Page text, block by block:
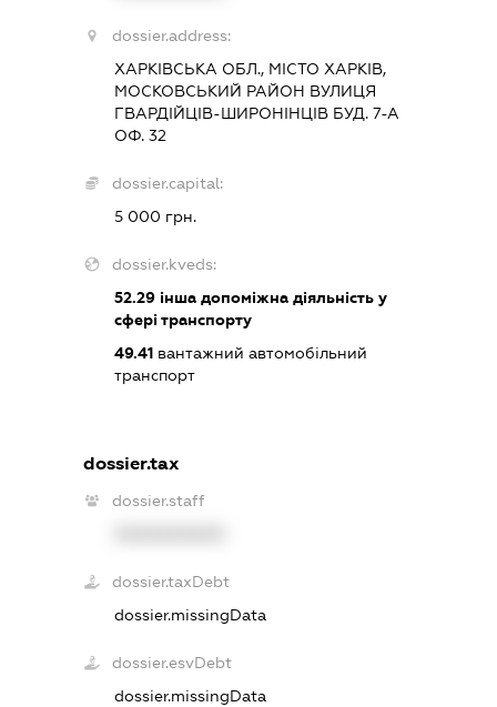
dossier.address:
ХАРКІВСЬКА ОБЛ., МІСТО ХАРКІВ,
МОСКОВСЬКИЙ РАЙОН ВУЛИЦЯ
ГВАРДІЙЦІВ-ШИРОНІНЦІВ БУД. 7-А
ОФ. 32
dossier.capital:
5 000 грн.
dossier.kveds:
52.29інша допоміжна діяльність у
сфері транспорту
49.41вантажний автомобільний
транспорт
dossier.tax
dossier.staff
dossier.taxDebt
dossier.missingData
dossier.esvDebt
dossier.missingData